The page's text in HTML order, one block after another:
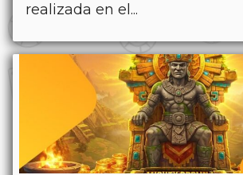
realizada en el...